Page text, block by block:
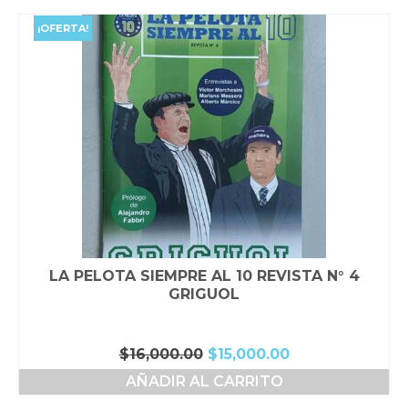
¡OFERTA!
LA PELOTA SIEMPRE AL 10 REVISTA N° 4
GRIGUOL
$16,000.00 El
precio
original
$15,000.00El
precio
AÑADIR AL CARRITO